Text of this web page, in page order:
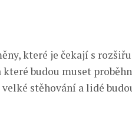
které je čekají s
budou muset
stěhování a lidé budou